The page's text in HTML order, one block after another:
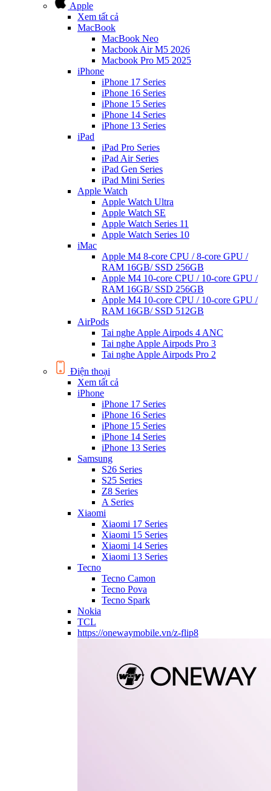
Apple
Xem tất cả
MacBook
MacBook Neo
Macbook Air M5 2026
Macbook Pro M5 2025
iPhone
iPhone 17 Series
iPhone 16 Series
iPhone 15 Series
iPhone 14 Series
iPhone 13 Series
iPad
iPad Pro Series
iPad Air Series
iPad Gen Series
iPad Mini Series
Apple Watch
Apple Watch Ultra
Apple Watch SE
Apple Watch Series 11
Apple Watch Series 10
iMac
Apple M4 8-core CPU / 8-core GPU /
RAM 16GB/ SSD 256GB
Apple M4 10-core CPU / 10-core GPU /
RAM 16GB/ SSD 256GB
Apple M4 10-core CPU / 10-core GPU /
RAM 16GB/ SSD 512GB
AirPods
Tai nghe Apple Airpods 4 ANC
Tai nghe Apple Airpods Pro 3
Tai nghe Apple Airpods Pro 2
Điện thoại
Xem tất cả
iPhone
iPhone 17 Series
iPhone 16 Series
iPhone 15 Series
iPhone 14 Series
iPhone 13 Series
Samsung
S26 Series
S25 Series
Z8 Series
A Series
Xiaomi
Xiaomi 17 Series
Xiaomi 15 Series
Xiaomi 14 Series
Xiaomi 13 Series
Tecno
Tecno Camon
Tecno Pova
Tecno Spark
Nokia
TCL
https://onewaymobile.vn/z-flip8